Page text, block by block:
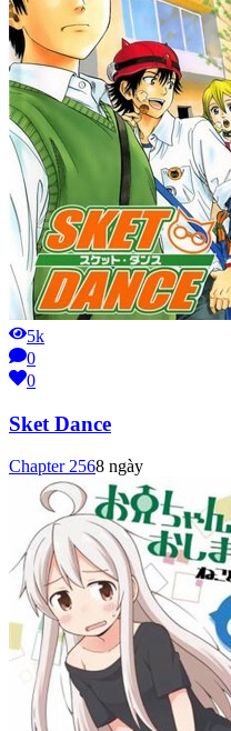
5k
0
0
Sket Dance
Chapter 2568 ngày